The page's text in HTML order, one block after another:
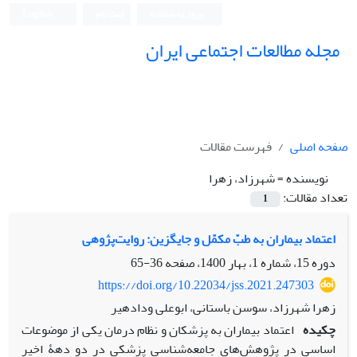
مجله مطالعات اجتماعی ایران
صفحه اصلی
فهرست مقالات
نویسنده =شهرزاد، زهرا
تعداد مقالات:
1
اعتماد بیماران به طبّ مکمّل و جایگزین: روایت‌پژوهی
دوره 15، شماره 1، بهار 1400، صفحه
36-65
https://doi.org/10.22034/jss.2021.247303
زهرا شهرزاد، سوسن باستانی، ابوعلی ودادهیر
چکیده اعتماد بیماران به پزشکان و نظام درمان یکی از موضوعات
اساسی در پژوهش‌های جامعه‌شناسی پزشکی در دو دهۀ اخیر